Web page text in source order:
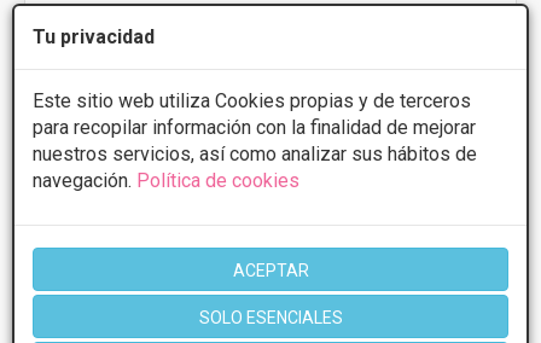
Tu privacidad
Este sitio web utiliza Cookies propias y de terceros
para recopilar información con la finalidad de mejorar
nuestros servicios, así como analizar sus hábitos de
navegación. Política de cookies
ACEPTAR
SOLO ESENCIALES
Jueves
Más información
1 de 1